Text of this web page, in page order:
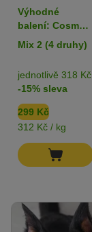
Výhodné
balení: Cosma
Soup 24 x 40 g
Mix 2 (4 druhy)
jednotlivě 318 Kč
-15% sleva
299 Kč
312 Kč / kg